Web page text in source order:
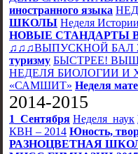
иностранного языка
ШКОЛЫ Неделя
НОВЫЕ СТАНДАРТЫ
♫♫♫ВЫПУСКНОЙ БАЛ
туризму БЫСТРЕЕ!
НЕДЕЛЯ БИОЛОГИИ И
«САМШИТ» Неделя
2014-2015
1_Сентября Неделя_наук
КВН – 2014 Юность,
РАЗНОЦВЕТНАЯ